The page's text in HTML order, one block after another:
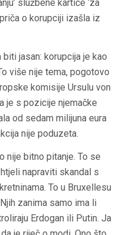
službene kartice ‘za
o korupciji izašla iz
jasan: korupcija je kao
više nije tema, pogotovo
komisije Ursulu von
je s pozicije njemačke
od sedam milijuna eura
nije poduzeta.
nije bitno pitanje. To se
napraviti skandal s
To u Bruxellesu
zanima samo ima li
Erdogan ili Putin. Ja